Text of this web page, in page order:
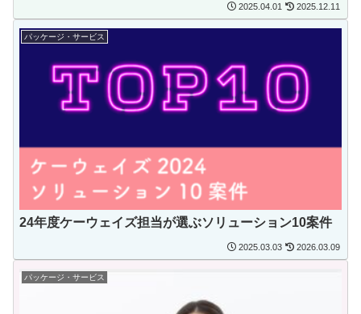
2025.04.01 2025.12.11
パッケージ・サービス
24年度ケーウェイズ担当が選ぶソリューション10案件
2025.03.03 2026.03.09
パッケージ・サービス